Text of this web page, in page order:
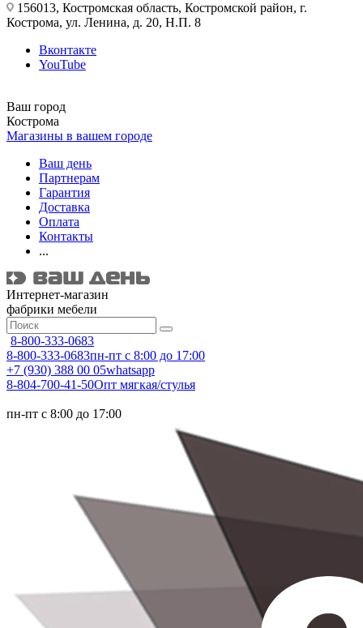
156013, Костромская область, Костромской район, г.
Кострома, ул. Ленина, д. 20, Н.П. 8
Вконтакте
YouTube
Ваш город
Кострома
Магазины в вашем городе
Ваш день
Партнерам
Гарантия
Доставка
Оплата
Контакты
...
Интернет-магазин
фабрики мебели
8-800-333-0683
8-800-333-0683пн-пт с 8:00 до 17:00
+7 (930) 388 00 05whatsapp
8-804-700-41-50Опт мягкая/стулья
пн-пт с 8:00 до 17:00